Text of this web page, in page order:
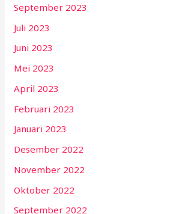
September 2023
Juli 2023
Juni 2023
Mei 2023
April 2023
Februari 2023
Januari 2023
Desember 2022
November 2022
Oktober 2022
September 2022